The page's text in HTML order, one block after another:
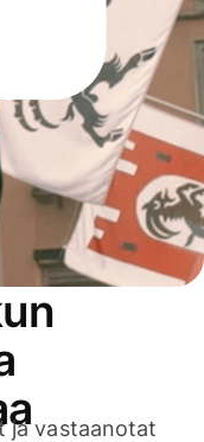
ja vastaanotat